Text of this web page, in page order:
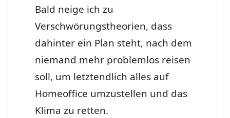
Bald neige ich zu
Verschwörungstheorien, dass
dahinter ein Plan steht, nach dem
niemand mehr problemlos reisen
soll, um letztendlich alles auf
Homeoffice umzustellen und das
Klima zu retten.